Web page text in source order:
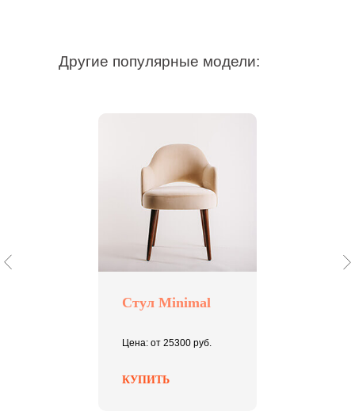
Другие популярные модели:
Стул Minimal
Цена: от 25300 руб.
КУПИТЬ